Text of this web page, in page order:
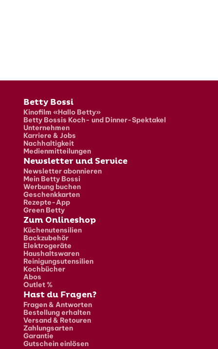
Fusszeile
Betty Bossi
Kinofilm «Hallo Betty»
Betty Bossis Koch- und Dinner-Spektakel
Unternehmen
Karriere & Jobs
Nachhaltigkeit
Medienmitteilungen
Newsletter und Service
Newsletter abonnieren
Mein Betty Bossi
Werbung buchen
Geschenkkarten
Rezepte-App
Green Betty
Zum Onlineshop
Küchenutensilien
Backzubehör
Elektrogeräte
Haushaltswaren
Reinigungsutensilien
Kochbücher
Abos
Outlet %
Hast du Fragen?
Fragen & Antworten
Bestellung erhalten
Versand & Retouren
Zahlungsarten
Garantie
Gutschein einlösen